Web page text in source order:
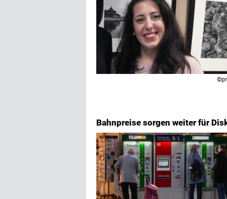
Bahnpreise sorgen weiter für